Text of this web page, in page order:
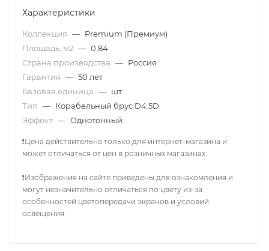
Характеристики
Коллекция — Premium (Премиум)
Площадь, м2 — 0.84
Страна производства — Россия
Гарантия — 50 лет
Базовая единица — шт
Тип — Ко­ра­бель­ный брус D4.5D
Эффект — Однотонный
❗Цена действительна только для интернет-магазина и
может отличаться от цен в розничных магазинах.
❗Изображения на сайте приведены для ознакомления и
могут незначительно отличаться по цвету из-за
особенностей цветопередачи экранов и условий
освещения.